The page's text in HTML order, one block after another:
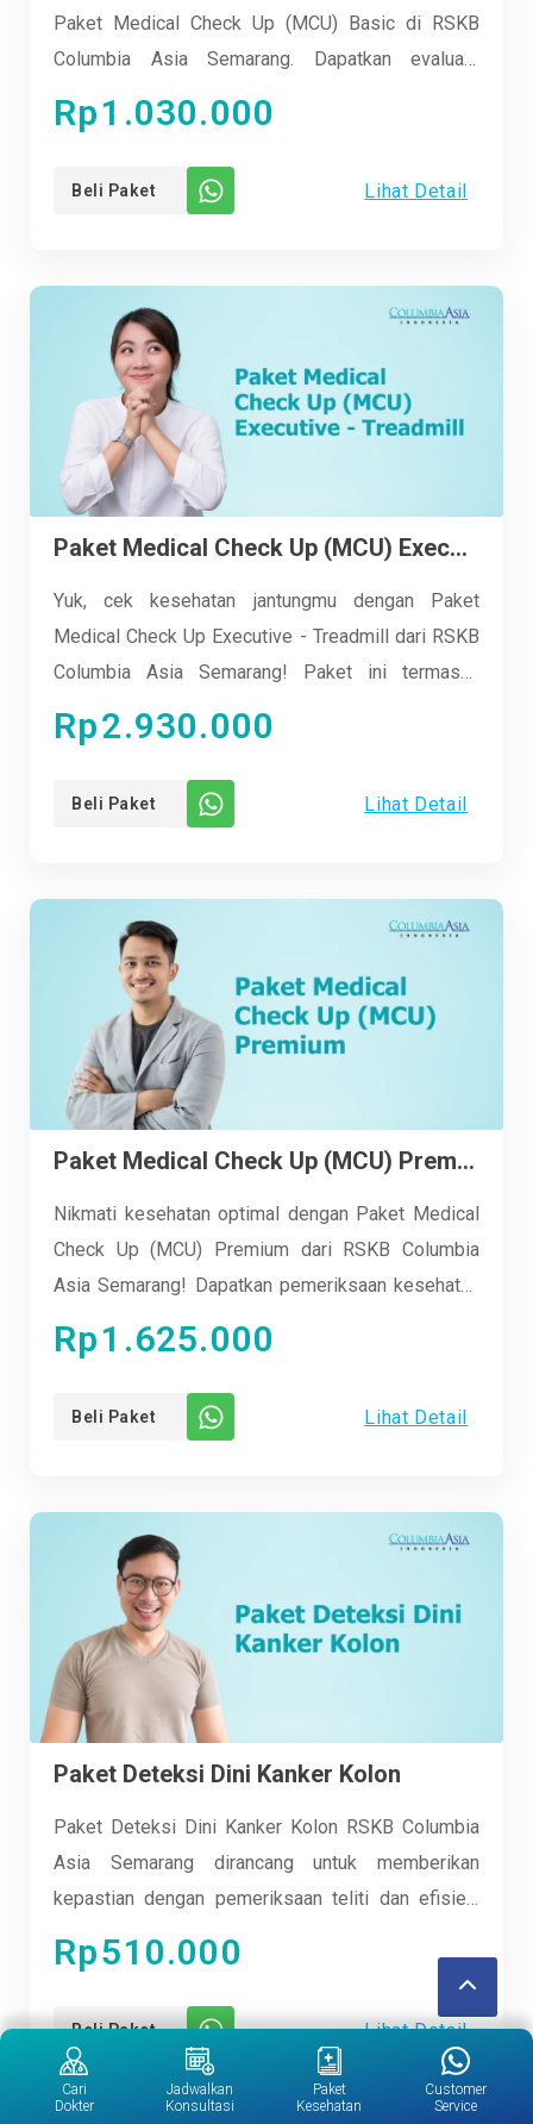
Paket Medical Check Up (MCU) Basic di RSKB
Columbia Asia Semarang. Dapatkan evaluasi
komprehensif melalui pemeriksaan fisik lengkap
dan tes laboratorium yang akurat. Paket ini
dirancang untuk memberikan gambaran awal
kondisi kesehatan Anda dengan cepat dan efisien.
mendalam. Percayakan kesehatan Anda kepada
kami dan mulai langkah awal menuju hidup yang
lebih sehat.
Rp1.030.000
Beli Paket Lihat Detail
Paket Medical Check Up (MCU) Executive – Treadmill
Yuk, cek kesehatan jantungmu dengan Paket
Medical Check Up Executive - Treadmill dari RSKB
Columbia Asia Semarang! Paket ini termasuk
pemeriksaan lengkap dengan uji treadmill yang
bisa mengukur kebugaran jantungmu secara akurat.
Dengan teknologi mutakhir dan tim medis
profesional, kamu bisa mendapatkan hasil yang
jantung tetap prima. Jangan tunggu lagi, segera
daftarkan dirimu dan nikmati hidup lebih sehat!
Rp2.930.000
Beli Paket Lihat Detail
Paket Medical Check Up (MCU) Premium
Nikmati kesehatan optimal dengan Paket Medical
Check Up (MCU) Premium dari RSKB Columbia
Asia Semarang! Dapatkan pemeriksaan kesehatan
lengkap mulai dari screening jantung, paru-paru,
hingga fungsi hati dan ginjal. Dengan fasilitas
modern dan tim medis profesional, kesehatanmu
terpantau dengan detail. Tidak hanya itu, hasilnya
kesehatanmu sekarang, demi masa depan yang
lebih sehat dan produktif!
Rp1.625.000
Beli Paket Lihat Detail
Paket Deteksi Dini Kanker Kolon
Paket Deteksi Dini Kanker Kolon RSKB Columbia
Asia Semarang dirancang untuk memberikan
kepastian dengan pemeriksaan teliti dan efisien.
Melalui serangkaian tes modern yang dilakukan
oleh tim medis terbaik, kami mengutamakan
kenyamanan dan keamanan pasien dalam
menangkal risiko kanker kolon. Kami berkomitmen
untuk memberikan layanan yang informatif dan
berdaya guna bagi kesehatan Anda.
Rp510.000
Beli Paket Lihat Detail
Cari
Dokter
Jadwalkan
Konsultasi
Paket
Kesehatan
Customer
Service